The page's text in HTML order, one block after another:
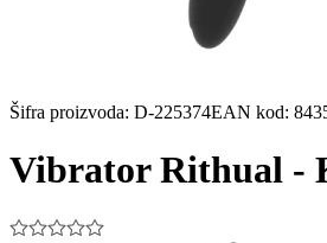
Šifra proizvoda: D-225374EAN kod:
Vibrator Rithual -